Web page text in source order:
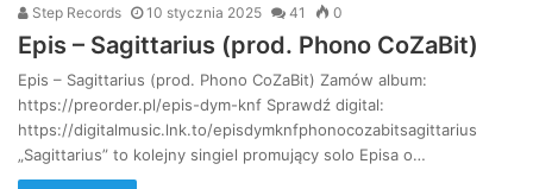
Step Records 10 stycznia 2025 41 0
Epis – Sagittarius (prod. Phono CoZaBit)
Epis – Sagittarius (prod. Phono CoZaBit) Zamów album:
https://preorder.pl/epis-dym-knf Sprawdź digital:
https://digitalmusic.lnk.to/episdymknfphonocozabitsagittarius
„Sagittarius” to kolejny singiel promujący solo Episa o…